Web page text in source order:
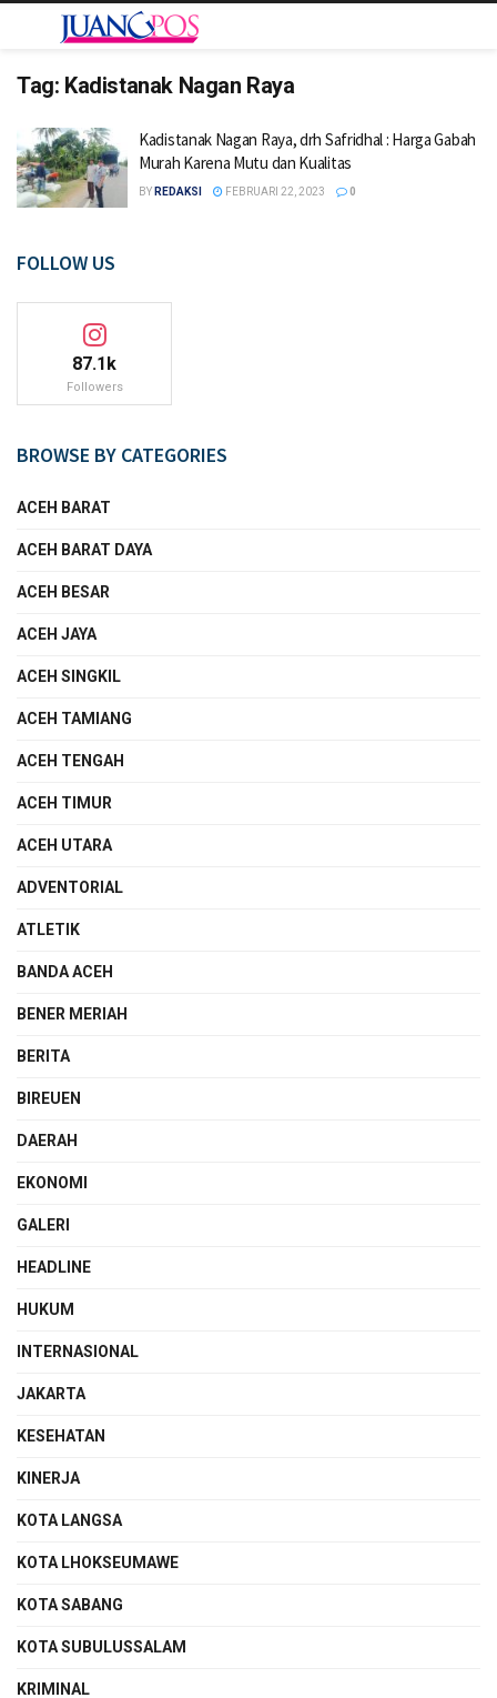
Tag: Kadistanak Nagan Raya
Kadistanak Nagan Raya, drh Safridhal : Harga Gabah
Murah Karena Mutu dan Kualitas
BY REDAKSI FEBRUARI 22, 2023 0
FOLLOW US
87.1k
Followers
BROWSE BY CATEGORIES
ACEH BARAT
ACEH BARAT DAYA
ACEH BESAR
ACEH JAYA
ACEH SINGKIL
ACEH TAMIANG
ACEH TENGAH
ACEH TIMUR
ACEH UTARA
ADVENTORIAL
ATLETIK
BANDA ACEH
BENER MERIAH
BERITA
BIREUEN
DAERAH
EKONOMI
GALERI
HEADLINE
HUKUM
INTERNASIONAL
JAKARTA
KESEHATAN
KINERJA
KOTA LANGSA
KOTA LHOKSEUMAWE
KOTA SABANG
KOTA SUBULUSSALAM
KRIMINAL